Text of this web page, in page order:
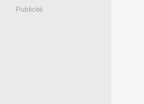
Publicité